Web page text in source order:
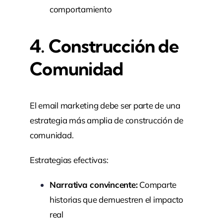
comportamiento
4. Construcción de
Comunidad
El email marketing debe ser parte de una
estrategia más amplia de construcción de
comunidad.
Estrategias efectivas:
Narrativa convincente:Comparte
historias que demuestren el impacto
real